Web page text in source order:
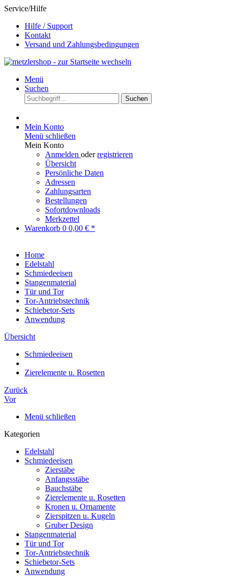
Service/Hilfe
Hilfe / Support
Kontakt
Versand und Zahlungsbedingungen
Menü
Suchen
Suchen
Mein Konto
Menü schließen
Mein Konto
Anmelden oderregistrieren
Übersicht
Persönliche Daten
Adressen
Zahlungsarten
Bestellungen
Sofortdownloads
Merkzettel
Warenkorb 0 0,00 € *
Home
Edelstahl
Schmiedeeisen
Stangenmaterial
Tür und Tor
Tor-Antriebstechnik
Schiebetor-Sets
Anwendung
Übersicht
Schmiedeeisen
Zierelemente u. Rosetten
Zurück
Vor
Menü schließen
Kategorien
Edelstahl
Schmiedeeisen
Zierstäbe
Anfangsstäbe
Bauchstäbe
Zierelemente u. Rosetten
Kronen u. Ornamente
Zierspitzen u. Kugeln
Gruber Design
Stangenmaterial
Tür und Tor
Tor-Antriebstechnik
Schiebetor-Sets
Anwendung